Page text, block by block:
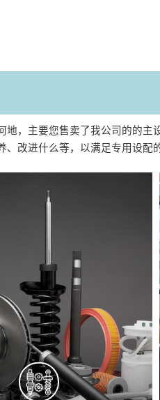
，主要您售卖了我公司的的
改进什么等，以满足专用设配